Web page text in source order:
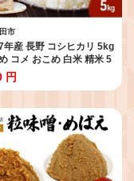
市
年産 長野 コシヒカリ 5kg
コメ おこめ 白米 精米 5
ひかり 信州 長野県 上田
1037]
円